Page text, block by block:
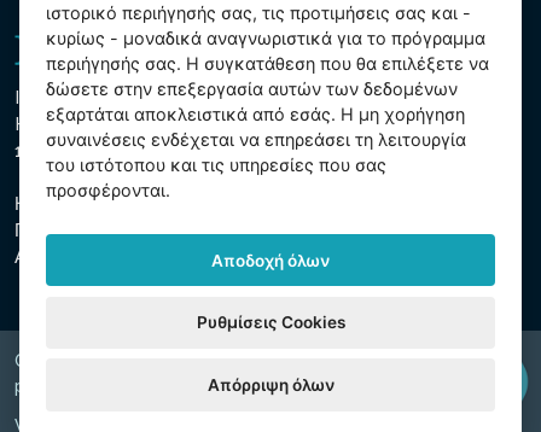
Intex Trading, s.r.o.
Hradecká 2526/3
130 00 Πράγα 3 - Τσεχική Δημοκρατία
Η εταιρεία είναι εγγεγραμμένη στο δημοτικό δικαστήριο της
Πράγας, τμήμα Γ, ένθετο 74759
ΑΜΕ 26150808, ΑΦΜ CZ26150808
Copyright © 2026 INTEX TRADING s.r.o. Všechna
právavyhrazena.
Web by
ιστορικό περιήγησής σας, τις προτιμήσεις σας και -
κυρίως - μοναδικά αναγνωριστικά για το πρόγραμμα
περιήγησής σας. Η συγκατάθεση που θα επιλέξετε να
δώσετε στην επεξεργασία αυτών των δεδομένων
εξαρτάται αποκλειστικά από εσάς. Η μη χορήγηση
συναινέσεις ενδέχεται να επηρεάσει τη λειτουργία
του ιστότοπου και τις υπηρεσίες που σας
προσφέρονται.
Αποδοχή όλων
Ρυθμίσεις Cookies
Απόρριψη όλων